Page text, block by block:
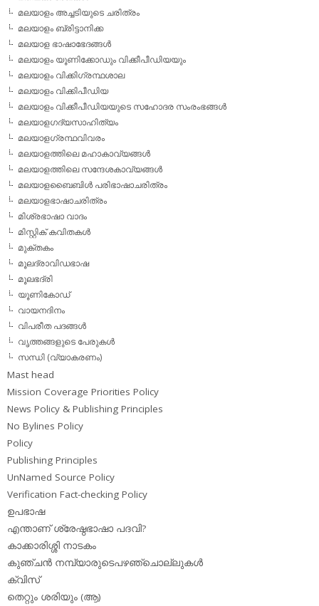
മലയാളം അച്ചടിയുടെ ചരിത്രം
മലയാളം ബ്രിട്ടാനിക്ക
മലയാള ഭാഷാഭേദങ്ങള്‍
മലയാളം യൂണിക്കോഡും വിക്കീപീഡിയയും
മലയാളം വിക്കിഗ്രന്ഥശാല
മലയാളം വിക്കിപീഡിയ
മലയാളം വിക്കീപീഡിയയുടെ സഹോദര സംരംഭങ്ങള്‍
മലയാളഗദ്യസാഹിത്യം
മലയാളഗ്രന്ഥവിവരം
മലയാളത്തിലെ മഹാകാവ്യങ്ങള്‍
മലയാളത്തിലെ സന്ദേശകാവ്യങ്ങള്‍
മലയാളബൈബിള്‍ പരിഭാഷാചരിത്രം
മലയാളഭാഷാചരിത്രം
മിശ്രഭാഷാ വാദം
മിസ്റ്റിക് കവിതകള്‍
മുക്തകം
മൂലദ്രാവിഡഭാഷ
മൂലഭദ്രി
യൂണികോഡ്
വായനദിനം
വിപരീത പദങ്ങള്‍
വൃത്തങ്ങളുടെ പേരുകള്‍
സന്ധി (വ്യാകരണം)
Mast head
Mission Coverage Priorities Policy
News Policy & Publishing Principles
No Bylines Policy
Policy
Publishing Principles
UnNamed Source Policy
Verification Fact-checking Policy
ഉപഭാഷ
എന്താണ് ശ്രേഷ്ഠഭാഷാ പദവി?
കാക്കാരിശ്ശി നാടകം
കുഞ്ചന്‍ നമ്പ്യാരുടെപഴഞ്ചൊല്ലുകള്‍
ക്വിസ്
തെറ്റും ശരിയും (ആ)